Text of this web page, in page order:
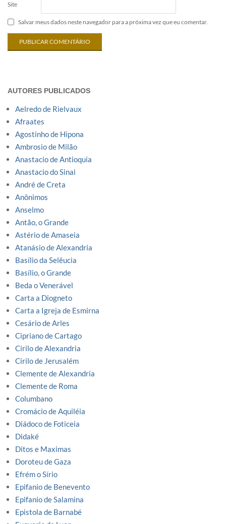
Site
Salvar meus dados neste navegador para a próxima vez que eu comentar.
AUTORES PUBLICADOS
Aelredo de Rielvaux
Afraates
Agostinho de Hipona
Ambrosio de Milão
Anastacio de Antioquia
Anastacio do Sinai
André de Creta
Anônimos
Anselmo
Antão, o Grande
Astério de Amaseia
Atanásio de Alexandria
Basílio da Selêucia
Basílio, o Grande
Beda o Venerável
Carta a Diogneto
Carta a Igreja de Esmirna
Cesário de Arles
Cipriano de Cartago
Cirilo de Alexandria
Cirilo de Jerusalém
Clemente de Alexandria
Clemente de Roma
Columbano
Cromácio de Aquiléia
Diádoco de Foticeia
Didaké
Ditos e Maximas
Doroteu de Gaza
Efrém o Sírio
Epifanio de Benevento
Epifanio de Salamina
Epistola de Barnabé